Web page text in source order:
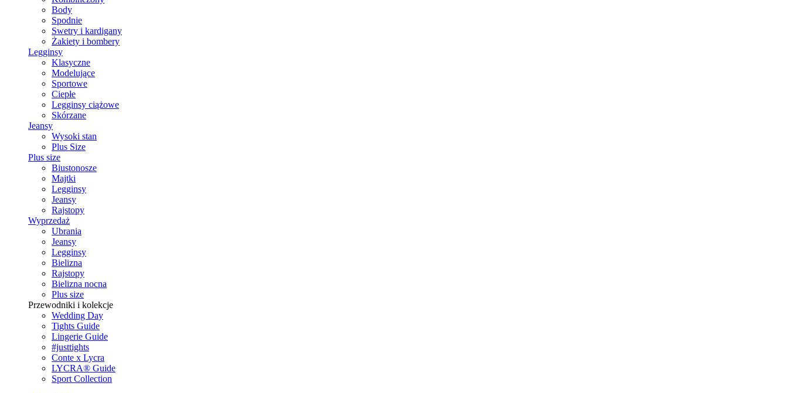
Body
Spodnie
Swetry i kardigany
Żakiety i bombery
Legginsy
Klasyczne
Modelujące
Sportowe
Ciepłe
Legginsy ciążowe
Skórzane
Jeansy
Wysoki stan
Plus Size
Plus size
Biustonosze
Majtki
Legginsy
Jeansy
Rajstopy
Wyprzedaż
Ubrania
Jeansy
Legginsy
Bielizna
Rajstopy
Bielizna nocna
Plus size
Przewodniki i kolekcje
Wedding Day
Tights Guide
Lingerie Guide
#justtights
Conte x Lycra
LYCRA® Guide
Sport Сollection